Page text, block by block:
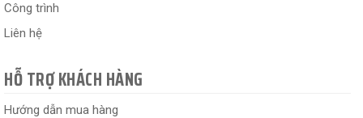
Công trình
Liên hệ
HỖ TRỢ KHÁCH HÀNG
Hướng dẫn mua hàng